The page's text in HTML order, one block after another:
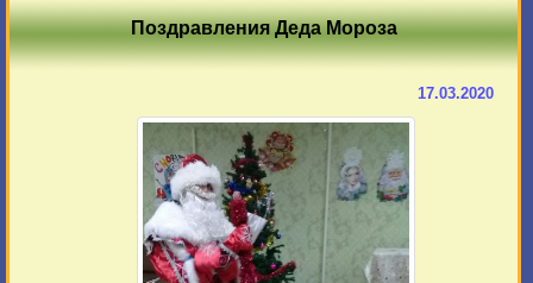
Поздравления Деда Мороза
17.03.2020